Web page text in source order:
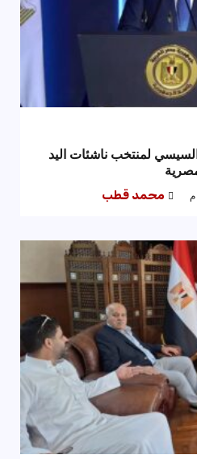
لمنتخب ناشئات اليد
محمد قطب